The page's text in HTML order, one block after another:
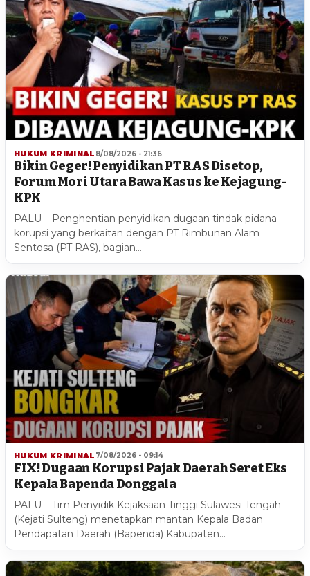
HUKUM KRIMINAL 8/08/2026 - 21:36
Bikin Geger! Penyidikan PT RAS Disetop,
Forum Mori Utara Bawa Kasus ke Kejagung-
KPK
PALU – Penghentian penyidikan dugaan tindak pidana
korupsi yang berkaitan dengan PT Rimbunan Alam
Sentosa (PT RAS), bagian…
HUKUM KRIMINAL 7/08/2026 - 09:14
FIX! Dugaan Korupsi Pajak Daerah Seret Eks
Kepala Bapenda Donggala
PALU – Tim Penyidik Kejaksaan Tinggi Sulawesi Tengah
(Kejati Sulteng) menetapkan mantan Kepala Badan
Pendapatan Daerah (Bapenda) Kabupaten…